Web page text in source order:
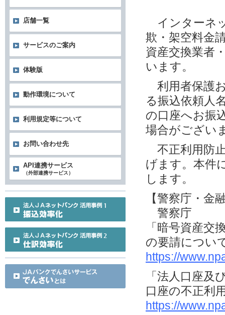
インターネ
欺・架空料金
資産交換業者
います。
利用者保護
る振込依頼人
の口座へお振
場合がござい
不正利用防
げます。本件
します。
【警察庁・金
警察庁
「暗号資産交
の要請につい
https://
「法人口座
口座の不正利
https://
店舗一覧
サービスのご案内
体験版
動作環境について
利用規定等について
お問い合わせ先
API連携サービス
（外部連携サービス）